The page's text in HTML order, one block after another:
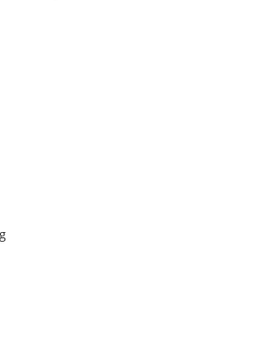
Irrtum und
LED
tiefenverstellbar